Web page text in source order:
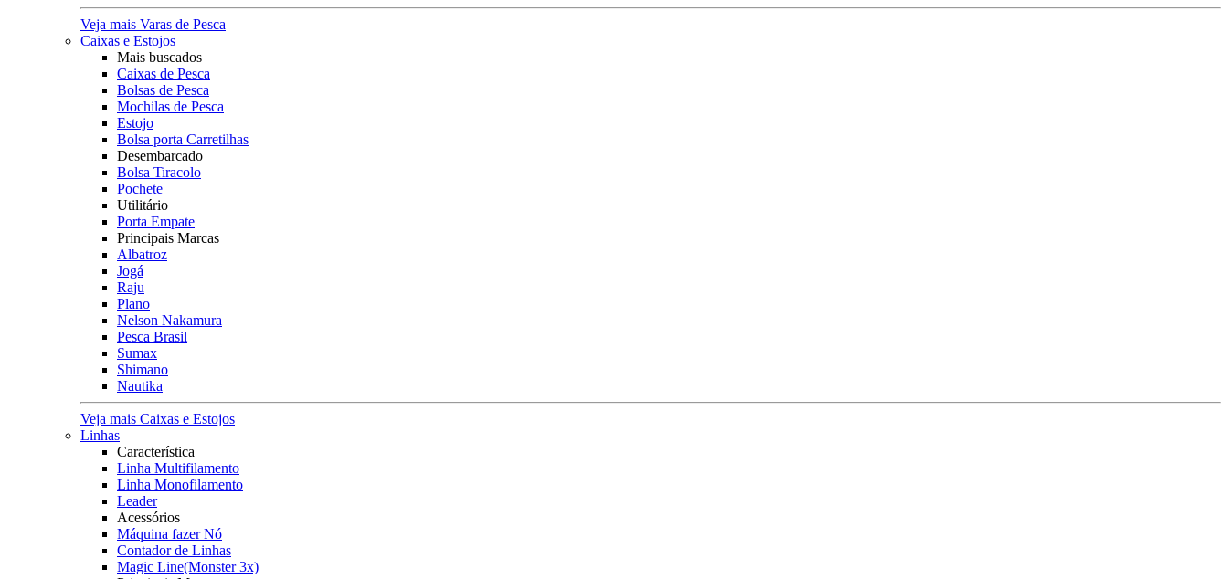
Veja mais Varas de Pesca
Caixas e Estojos
Mais buscados
Caixas de Pesca
Bolsas de Pesca
Mochilas de Pesca
Estojo
Bolsa porta Carretilhas
Desembarcado
Bolsa Tiracolo
Pochete
Utilitário
Porta Empate
Principais Marcas
Albatroz
Jogá
Raju
Plano
Nelson Nakamura
Pesca Brasil
Sumax
Shimano
Nautika
Veja mais Caixas e Estojos
Linhas
Característica
Linha Multifilamento
Linha Monofilamento
Leader
Acessórios
Máquina fazer Nó
Contador de Linhas
Magic Line(Monster 3x)